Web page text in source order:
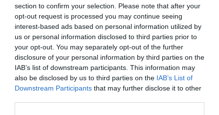
section to confirm your selection. Please note that after your
opt-out request is processed you may continue seeing
interest-based ads based on personal information utilized by
us or personal information disclosed to third parties prior to
your opt-out. You may separately opt-out of the further
disclosure of your personal information by third parties on the
IAB’s list of downstream participants. This information may
also be disclosed by us to third parties on the IAB’s List of
Downstream Participants that may further disclose it to other
Πληροφορίες / Κρατήσεις:
Τηλ.:21 0321 0510|sixdogs.gr
Ακολουθήστε το Culturenow.gr στοGoogle News
μάθετε πρώτοι όλες τις ειδήσεις
Δείτε όλα τατελευταία νέαγια την Τέχνη και τον